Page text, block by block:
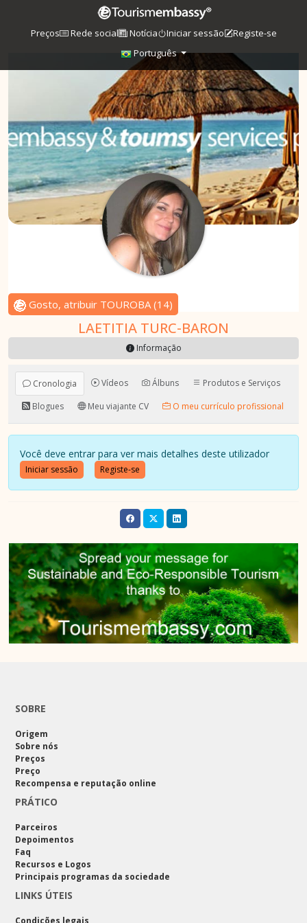
Preços Rede social Notícia Iniciar sessão
Registe-se
Português
Gosto, atribuir TOUROBA(14)
LAETITIA TURC-BARON
Informação
Cronologia Vídeos Álbuns
Produtos e Serviços
Blogues
Meu viajante CV O meu currículo profissional
Você deve entrar para ver mais detalhes deste utilizador
Iniciar sessão Registe-se
SOBRE
Origem
Sobre nós
Preços
Preço
Recompensa e reputação online
PRÁTICO
Parceiros
Depoimentos
Faq
Recursos e Logos
Principais programas da sociedade
LINKS ÚTEIS
Condições legais